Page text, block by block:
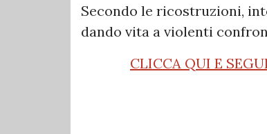
Secondo le ricostruzioni,
dando vita a violenti
CLICCA QUI E